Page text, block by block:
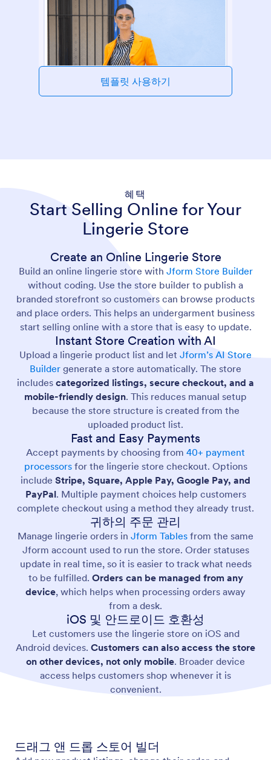
템플릿 사용하기
혜택
Start Selling Online for Your
Lingerie Store
Create an Online Lingerie Store
Build an online lingerie store with Jform Store Builder
without coding. Use the store builder to publish a
branded storefront so customers can browse products
and place orders. This helps an undergarment business
start selling online with a store that is easy to update.
Instant Store Creation with AI
Upload a lingerie product list and let Jform’s AI Store
Builder generate a store automatically. The store
includes categorized listings, secure checkout, and a
mobile-friendly design. This reduces manual setup
because the store structure is created from the
uploaded product list.
Fast and Easy Payments
Accept payments by choosing from 40+ payment
processorsfor the lingerie store checkout. Options
include Stripe, Square, Apple Pay, Google Pay, and
PayPal. Multiple payment choices help customers
complete checkout using a method they already trust.
귀하의 주문 관리
Manage lingerie orders in Jform Tables from the same
Jform account used to run the store. Order statuses
update in real time, so it is easier to track what needs
to be fulfilled. Orders can be managed from any
device, which helps when processing orders away
from a desk.
iOS 및 안드로이드 호환성
Let customers use the lingerie store on iOS and
Android devices. Customers can also access the store
on other devices, not only mobile. Broader device
access helps customers shop whenever it is
convenient.
드래그 앤 드롭 스토어 빌더